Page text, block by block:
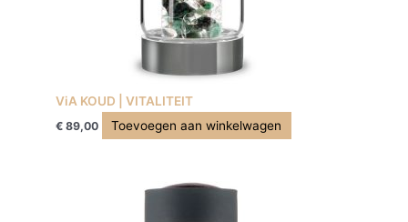
ViA KOUD | VITALITEIT
€ 89,00 Toevoegen aan winkelwagen